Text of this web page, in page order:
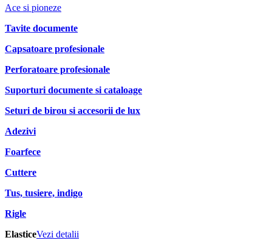
Ace si pioneze
Tavite documente
Capsatoare profesionale
Perforatoare profesionale
Suporturi documente si cataloage
Seturi de birou si accesorii de lux
Adezivi
Foarfece
Cuttere
Tus, tusiere, indigo
Rigle
ElasticeVezi detalii